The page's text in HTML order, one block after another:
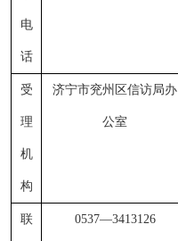
电
话
受
理
机
构
济宁市兖州区信访局办
公室
联 0537—3413126